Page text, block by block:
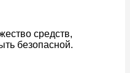
средств,
безопасной.